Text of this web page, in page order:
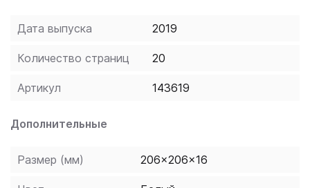
Дата выпуска 2019
Количество страниц 20
Артикул 143619
Дополнительные
Размер (мм) 206x206x16